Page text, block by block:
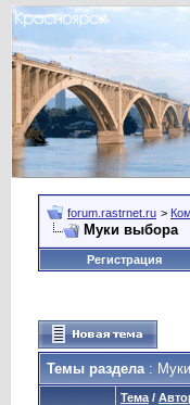
forum.rastrnet.ru >
Муки выбора
Регистрация
Темы раздела:
Тема /